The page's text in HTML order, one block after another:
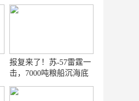
报复来了！苏-57雷霆一
击，7000吨粮船沉海底